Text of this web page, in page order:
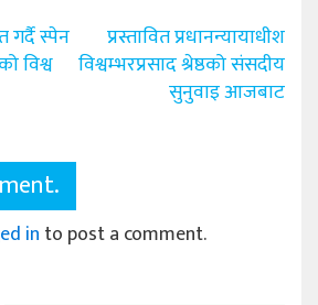
गर्दै स्पेन
विश्व
प्रस्तावित प्रधानन्यायाधीश
विश्वम्भरप्रसाद श्रेष्ठको संसदीय
सुनुवाइ आजबाट
into post a comment.